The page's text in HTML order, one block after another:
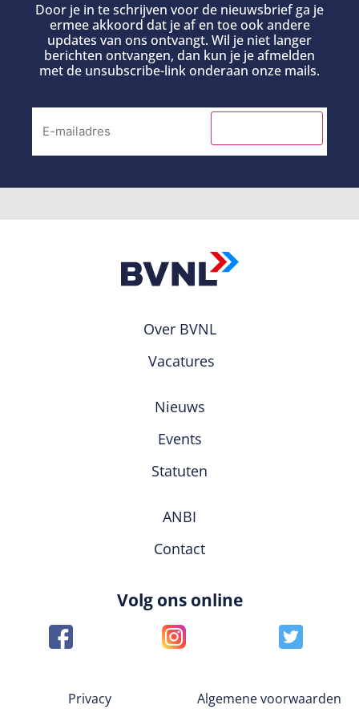
Door je in te schrijven voor de nieuwsbrief ga je
ermee akkoord dat je af en toe ook andere
updates van ons ontvangt. Wil je niet langer
berichten ontvangen, dan kun je je afmelden
met de unsubscribe-link onderaan onze mails.
Over BVNL
Vacatures
Nieuws
Events
Statuten
ANBI
Contact
Volg ons online
Privacy Algemene voorwaarden